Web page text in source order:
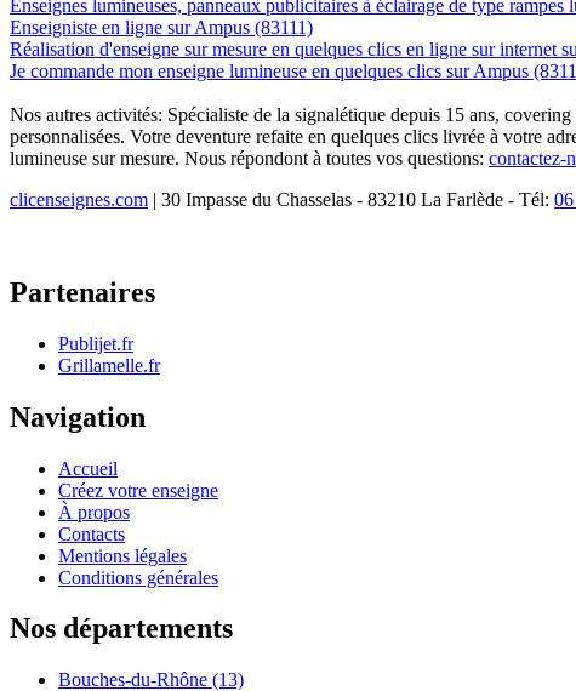
Enseignes lumineuses, panneaux publicitaires à éclairage de type rampes
Enseigniste en ligne sur Ampus (83111)
Réalisation d'enseigne sur mesure en quelques clics en ligne sur internet
Je commande mon enseigne lumineuse en quelques clics sur Ampus
Nos autres activités: Spécialiste de la signalétique depuis 15 ans,
personnalisées. Votre deventure refaite en quelques clics livrée à votre
lumineuse sur mesure. Nous répondont à toutes vos questions: contactez-
clicenseignes.com | 30 Impasse du Chasselas - 83210 La Farlède - Tél:
Partenaires
Publijet.fr
Grillamelle.fr
Navigation
Accueil
Créez votre enseigne
À propos
Contacts
Mentions légales
Conditions générales
Nos départements
Bouches-du-Rhône (13)